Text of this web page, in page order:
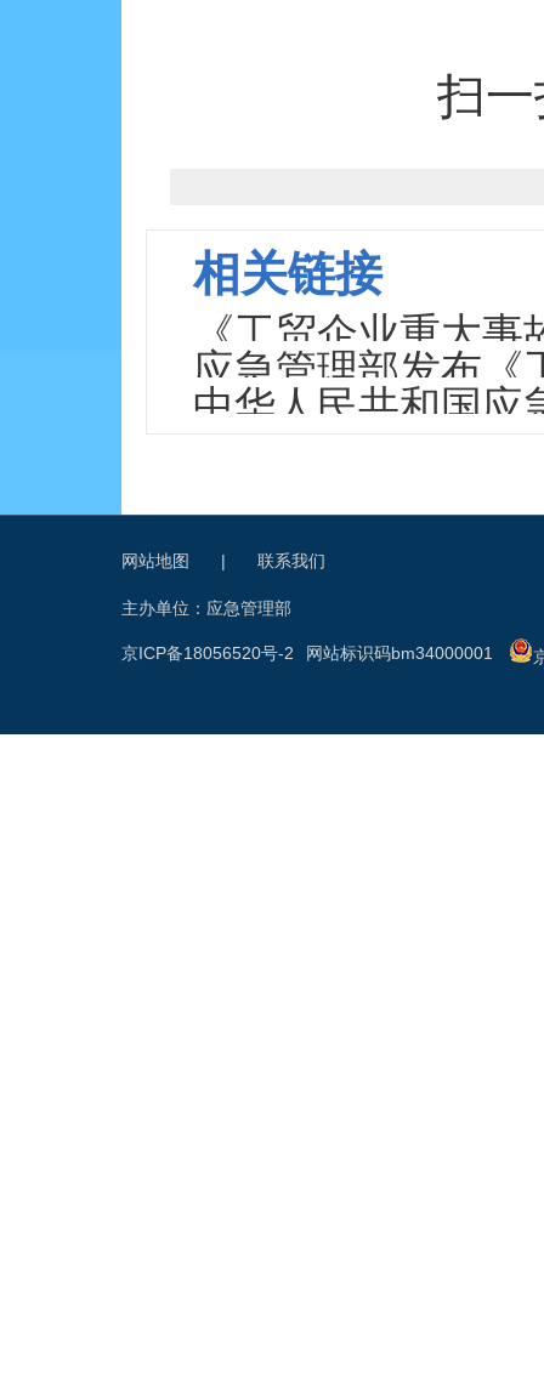
扫
相关链接
《工贸企业重大
应急管理部发布《
中华人民共和国应
网站地图 | 联系我们
主办单位：应急管理部
网站标识码bm34000001
京ICP备18056520号-2